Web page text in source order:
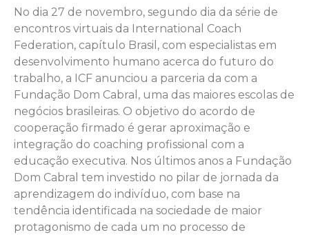
No dia 27 de novembro, segundo dia da série de
encontros virtuais da International Coach
Federation, capítulo Brasil, com especialistas em
desenvolvimento humano acerca do futuro do
trabalho, a ICF anunciou a parceria da com a
Fundação Dom Cabral, uma das maiores escolas de
negócios brasileiras. O objetivo do acordo de
cooperação firmado é gerar aproximação e
integração do coaching profissional com a
educação executiva. Nos últimos anos a Fundação
Dom Cabral tem investido no pilar de jornada da
aprendizagem do indivíduo, com base na
tendência identificada na sociedade de maior
protagonismo de cada um no processo de